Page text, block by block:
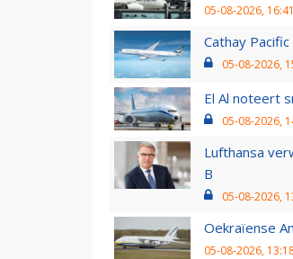
05-08-2026, 16:41
Cathay
05-08-2026,
El Al noteert
05-08-2026,
Lufthansa
B
05-08-2026,
Oekraïense
05-08-2026,